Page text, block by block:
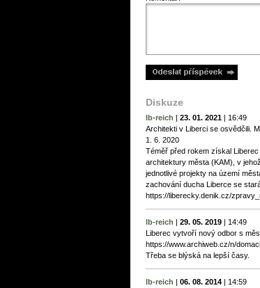
Diskuze
lb-reich | 23. 01. 2021 | 16:49
Architekti v Liberci se osvědčili.
1. 6. 2020
Téměř před rokem získal
architektury města (KAM), v
jednotlivé projekty na území
zachování ducha Liberce se
https://liberecky.denik.cz/
lb-reich | 29. 05. 2019 | 14:49
Liberec vytvoří nový odbor s
https://www.archiweb.cz/n/
Třeba se blýská na lepší časy.
lb-reich | 06. 08. 2014 | 14:59